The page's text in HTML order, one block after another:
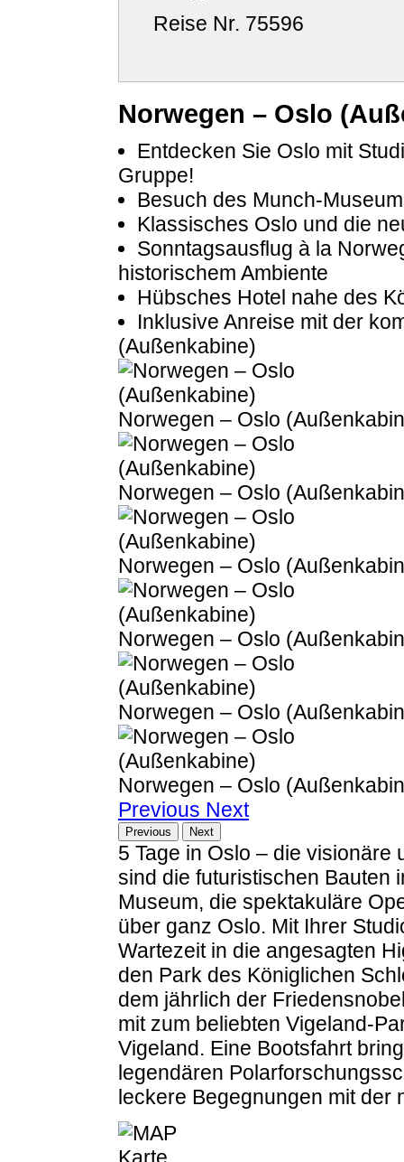
Reise Nr. 75596
Norwegen – Oslo
Entdecken Sie Oslo mit
Gruppe!
Besuch des Munch-
Klassisches Oslo und die
Sonntagsausflug à la
historischem Ambiente
Hübsches Hotel nahe des
Inklusive Anreise mit der
(Außenkabine)
Norwegen – Oslo
Norwegen – Oslo
Norwegen – Oslo
Norwegen – Oslo
Norwegen – Oslo
Norwegen – Oslo
Previous Next
Previous Next
5 Tage in Oslo – die visionäre
sind die futuristischen Bauten
Museum, die spektakuläre
über ganz Oslo. Mit Ihrer
Wartezeit in die angesagten
den Park des Königlichen
dem jährlich der
mit zum beliebten Vigeland-
Vigeland. Eine Bootsfahrt
legendären
leckere Begegnungen mit der